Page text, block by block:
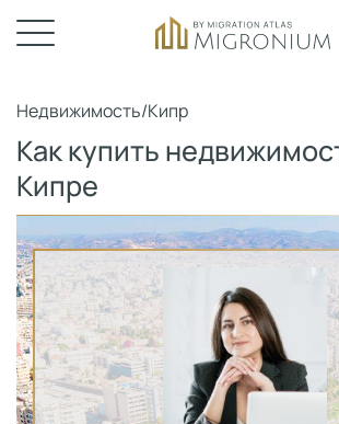
Недвижимость/Кипр
Как купить
Кипре